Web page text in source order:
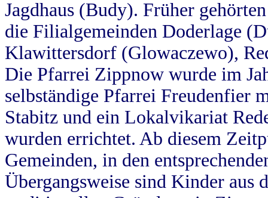
Jagdhaus (Budy). Früher
die Filialgemeinden Doderlage
Klawittersdorf (Glowaczewo),
Die Pfarrei Zippnow wurde im
selbständige Pfarrei Freudenfier
Stabitz und ein Lokalvikariat
wurden errichtet. Ab diesem
Gemeinden, in den
Übergangsweise sind Kinder aus